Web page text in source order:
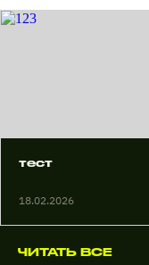
тест
18.02.2026
ЧИТАТЬ ВСЕ